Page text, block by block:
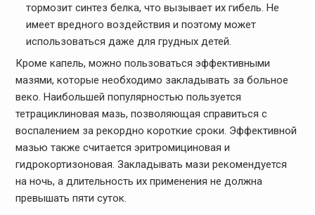
тормозит синтез белка, что вызывает их гибель. Не
имеет вредного воздействия и поэтому может
использоваться даже для грудных детей.
Кроме капель, можно пользоваться эффективными
мазями, которые необходимо закладывать за больное
веко. Наибольшей популярностью пользуется
тетрациклиновая мазь, позволяющая справиться с
воспалением за рекордно короткие сроки. Эффективной
мазью также считается эритромициновая и
гидрокортизоновая. Закладывать мази рекомендуется
на ночь, а длительность их применения не должна
превышать пяти суток.